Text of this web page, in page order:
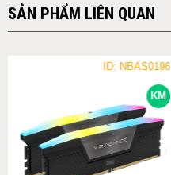
SẢN PHẨM LIÊN QUAN
KM
ID: NBAS0196